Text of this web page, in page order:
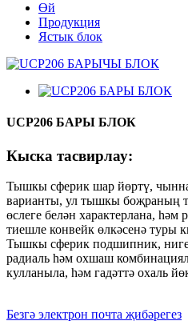
Өй
Продукция
Ястык блок
UCP206 БАРЫ БЛОК
Кыска тасвирлау:
Тышкы сферик шар йөртү,
варианты, ул тышкы боҗраның
өслеге белән характерлана,
тиешле конвейк өлкәсенә туры
Тышкы сферик подшипник,
радиаль һәм охшаш
кулланыла, һәм гадәттә охаль
Безгә электрон почта җибәрегез